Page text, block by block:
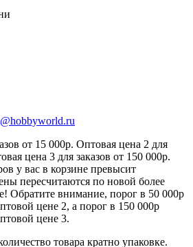
от 15 000р. Оптовая цена 2 для
цена 3 для заказов от 150 000р.
у вас в корзине превысит
пересчитаются по новой более
Обратите внимание, порог в 50 000р
цене 2, а порог в 150 000р
цене 3.
товара кратно упаковке.